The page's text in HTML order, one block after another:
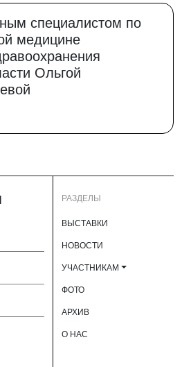
специалистом по
медицине
Ольгой
РАЗДЕЛЫ
ВЫСТАВКИ
НОВОСТИ
УЧАСТНИКАМ
ФОТО
АРХИВ
О НАС